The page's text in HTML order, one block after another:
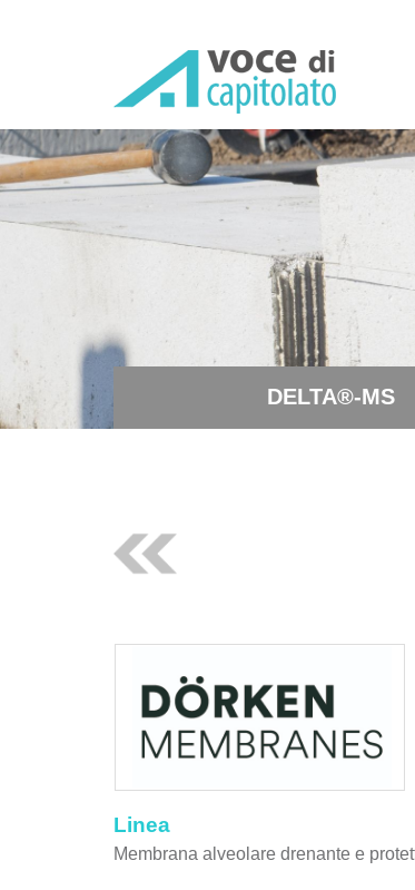
DELTA®-MS
Linea
Membrana alveolare drenante e